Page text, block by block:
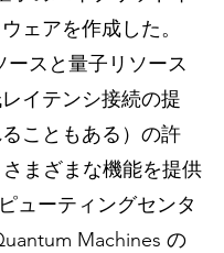
ェアを作成した。
スと量子リソース
イテンシ接続の提
こともある）の許
まざまな機能を提供
ューティングセンタ
Machines の